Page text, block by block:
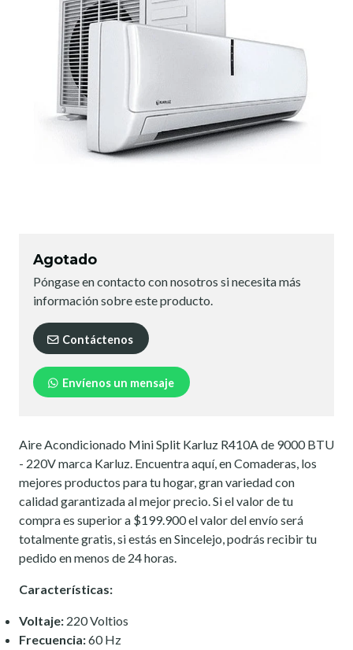
Agotado
Póngase en contacto con nosotros si necesita más
información sobre este producto.
Contáctenos
Envíenos un mensaje
Aire Acondicionado Mini Split Karluz R410A de 9000 BTU
- 220V marca Karluz. Encuentra aquí, en Comaderas, los
mejores productos para tu hogar, gran variedad con
calidad garantizada al mejor precio. Si el valor de tu
compra es superior a $199.900 el valor del envío será
totalmente gratis, si estás en Sincelejo, podrás recibir tu
pedido en menos de 24 horas.
Características:
Voltaje: 220 Voltios
Frecuencia:60 Hz